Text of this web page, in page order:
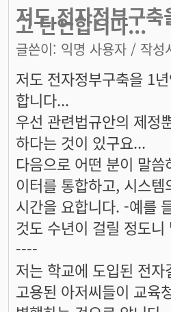
저도 전자정부구
고 단언합니다...
글쓴이: 익명 사용자 / 작성
저도 전자정부구축을 1
합니다...
우선 관련법규안의 제정
하다는 것이 있구요...
다음으로 어떤 분이 말
이터를 통합하고, 시스
시간을 요합니다. -예를
것도 수년이 걸릴 정도니
----
저는 학교에 도입된 전
고용된 아저씨들이 교육